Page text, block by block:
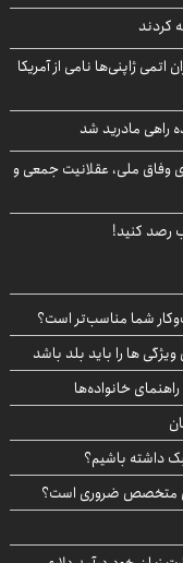
کردند
ژاپنی‌ها نامی از آمریکا
راهی مادرید شد
وفاق ملی، عقلانیت جمعی و
رصد کنید!
شما مناسب‌تر است؟
ها را باید بلد باشد
داشته باشیم؟
متخصص ضروری است؟